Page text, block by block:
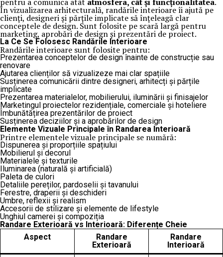
În vizualizarea arhitecturală, randările interioare îi ajută pe
clienți, designeri și părțile implicate să înțeleagă clar
conceptele de design. Sunt folosite pe scară largă pentru
marketing, aprobări de design și prezentări de proiect.
La Ce Se Folosesc Randările Interioare
Randările interioare sunt folosite pentru:
Prezentarea conceptelor de design înainte de construcție sau
renovare
Ajutarea clienților să vizualizeze mai clar spațiile
Susținerea comunicării dintre designeri, arhitecți și părțile
implicate
Prezentarea materialelor, mobilierului, iluminării și finisajelor
Marketingul proiectelor rezidențiale, comerciale și hoteliere
Îmbunătățirea prezentărilor de proiect
Susținerea deciziilor și a aprobărilor de design
Elemente Vizuale Principale în Randarea Interioară
Printre elementele vizuale principale se numără:
Dispunerea și proporțiile spațiului
Mobilierul și decorul
Materialele și texturile
Iluminarea (naturală și artificială)
Paleta de culori
Detaliile pereților, pardoselii și tavanului
Ferestre, draperii și deschideri
Umbre, reflexii și realism
Accesorii de stilizare și elemente de lifestyle
Unghiul camerei și compoziția
Randare Exterioară vs Interioară: Diferențe Cheie
Aspect
Randare
Exterioară
Randare
Interioară